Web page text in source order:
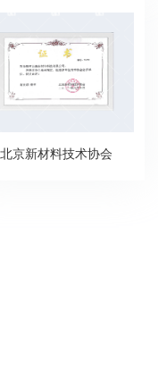
北京新材料技术协会